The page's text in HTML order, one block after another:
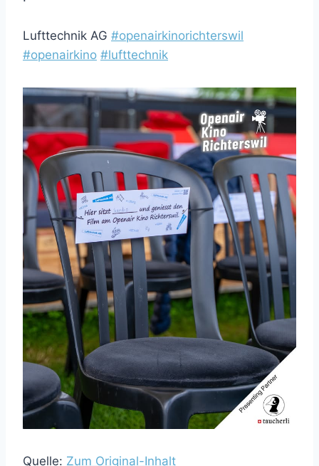
Lufttechnik AG #openairkinorichterswil
#openairkino #lufttechnik
Quelle: Zum Original-Inhalt